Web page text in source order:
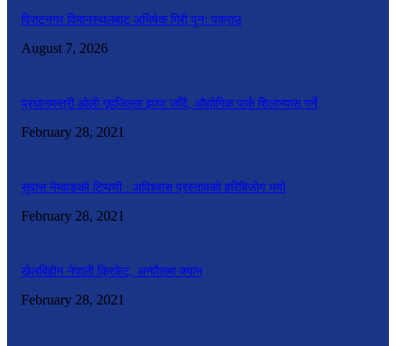
विराटनगर विमानस्थलबाट अभिषेक गिरी पुनः पक्राउ
August 7, 2026
प्रधानमन्त्री ओली गृहजिल्ला झापा जाँदै, औद्योगिक पार्क शिलान्यास गर्ने
February 28, 2021
सुवास नेम्वाङको टिप्पणी : अविश्वास प्रस्तावको हरिबिजोग भयो
February 28, 2021
खेलबिहीन नेपाली क्रिकेट, अन्यौलमा क्यान
February 28, 2021